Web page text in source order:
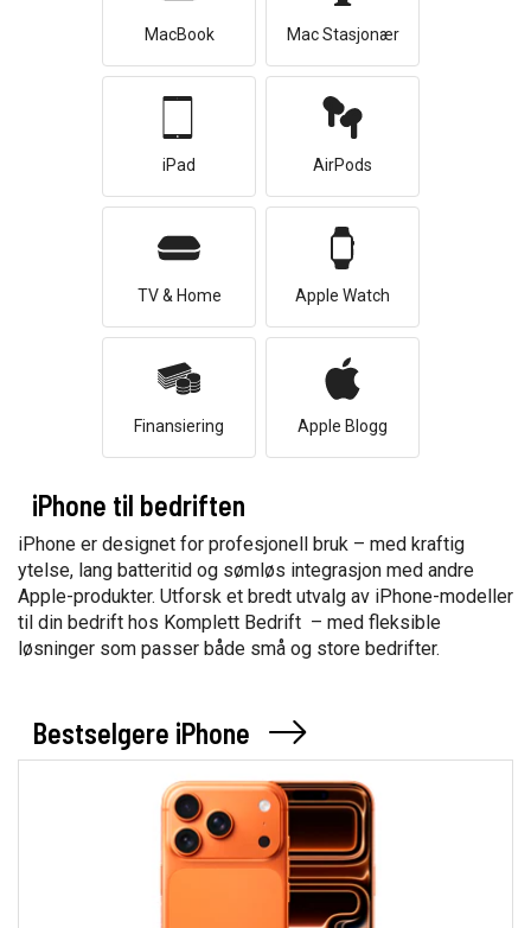
MacBook Mac Stasjonær
iPad AirPods
TV & Home Apple Watch
Finansiering Apple Blogg
iPhone til bedriften
iPhone er designet for profesjonell bruk – med kraftig
ytelse, lang batteritid og sømløs integrasjon med andre
Apple-produkter. Utforsk et bredt utvalg av iPhone-modeller
til din bedrift hos Komplett Bedrift – med fleksible
løsninger som passer både små og store bedrifter.
Bestselgere iPhone